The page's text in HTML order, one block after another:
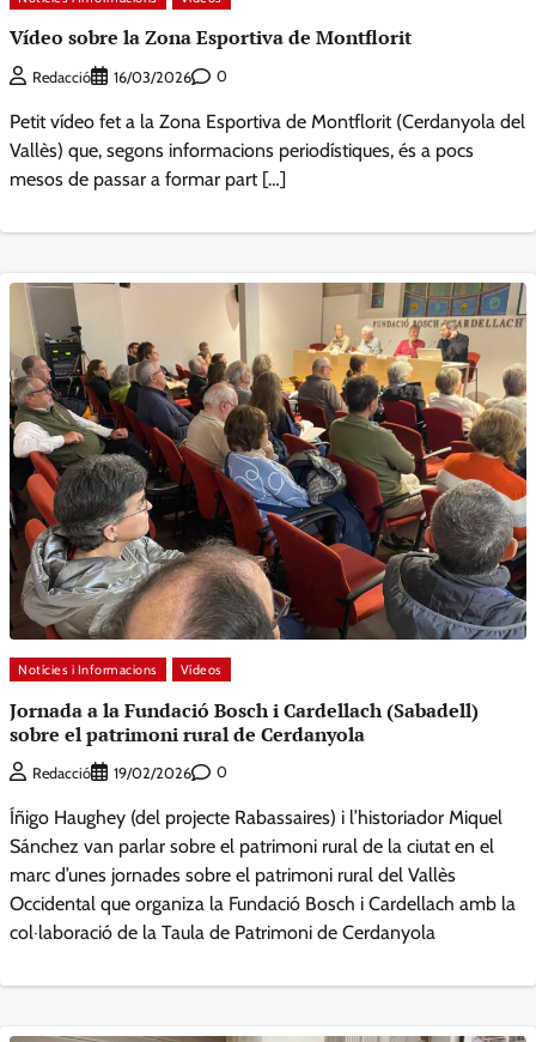
Vídeo sobre la Zona Esportiva de Montflorit
Redacció 16/03/2026 0
Petit vídeo fet a la Zona Esportiva de Montflorit (Cerdanyola del
Vallès) que, segons informacions periodístiques, és a pocs
mesos de passar a formar part […]
Notícies i Informacions Vídeos
Jornada a la Fundació Bosch i Cardellach (Sabadell)
sobre el patrimoni rural de Cerdanyola
Redacció 19/02/2026 0
Íñigo Haughey (del projecte Rabassaires) i l’historiador Miquel
Sánchez van parlar sobre el patrimoni rural de la ciutat en el
marc d’unes jornades sobre el patrimoni rural del Vallès
Occidental que organiza la Fundació Bosch i Cardellach amb la
col·laboració de la Taula de Patrimoni de Cerdanyola